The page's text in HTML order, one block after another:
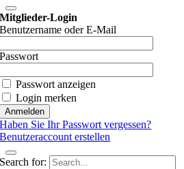
Mitglieder-Login
Benutzername oder E-Mail
Passwort
Passwort anzeigen
Login merken
Haben Sie Ihr Passwort vergessen?
Benutzeraccount erstellen
Search for: